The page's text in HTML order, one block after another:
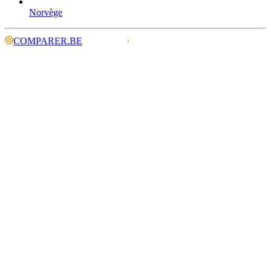
Norvège
COMPARER.BE